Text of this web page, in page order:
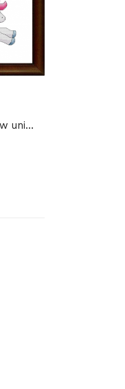
10 K 019. - Rainbow unicorn II (PDF)